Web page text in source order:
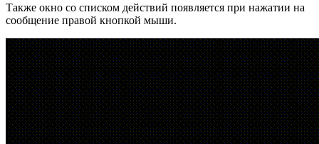
Также окно со списком действий появляется при нажатии на
сообщение правой кнопкой мыши.